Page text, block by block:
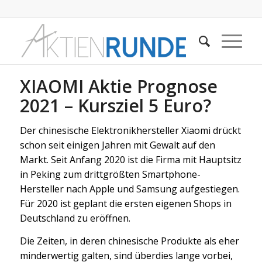
XIAOMI Aktie Prognose
2021 – Kursziel 5 Euro?
Der chinesische Elektronikhersteller Xiaomi drückt
schon seit einigen Jahren mit Gewalt auf den
Markt. Seit Anfang 2020 ist die Firma mit Hauptsitz
in Peking zum drittgrößten Smartphone-
Hersteller nach Apple und Samsung aufgestiegen.
Für 2020 ist geplant die ersten eigenen Shops in
Deutschland zu eröffnen.
Die Zeiten, in deren chinesische Produkte als eher
minderwertig galten, sind überdies lange vorbei,